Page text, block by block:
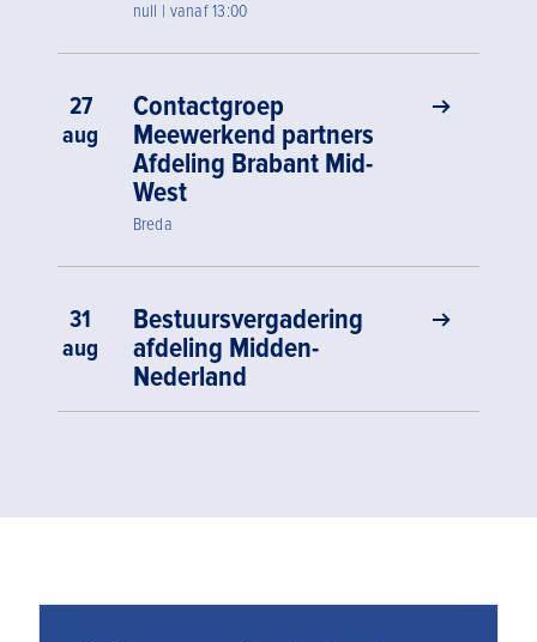
null | vanaf 13:00
27
aug
Contactgroep
Meewerkend partners
Afdeling Brabant Mid-
West
Breda
31
aug
Bestuursvergadering
afdeling Midden-
Nederland